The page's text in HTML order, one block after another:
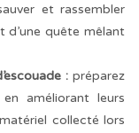
et rassembler
d’une quête mêlant
:préparez
améliorant leurs
collecté lors